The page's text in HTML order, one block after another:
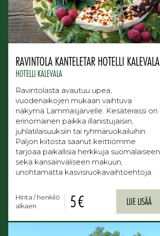
RAVINTOLA KANTELETAR HOTELLI KALEVALA
HOTELLI KALEVALA
Ravintolasta avautuu upea,
vuodenaikojen mukaan vaihtuva
näkymä Lammasjärvelle. Kesäterassi on
erinomainen paikka illanistujaisiin,
juhlatilaisuuksiin tai ryhmäruokailuihin.
Paljon kiitosta saanut keittiömme
tarjoaa paikallisia herkkuja suomalaiseen
sekä kansainväliseen makuun,
unohtamatta kasvisruokavaihtoehtoja.
Hinta / henkilö
alkaen
5 € LUE LISÄÄ